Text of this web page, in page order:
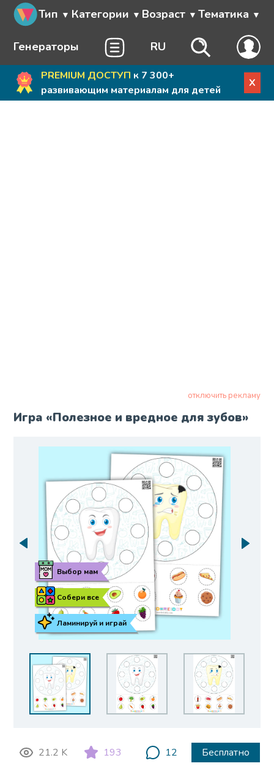
Тип Категории Возраст Тематика
Генераторы RU
PREMIUM ДОСТУП к 7 300+
развивающим материалам для детей
X
отключить рекламу
Игра «Полезное и вредное для зубов»
Ламинируй и играй
Собери все
Выбор мам
21.2 K 193 12 Бесплатно